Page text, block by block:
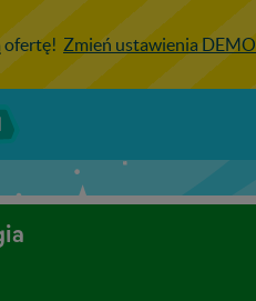
ofertę! Zmień ustawienia DEMO